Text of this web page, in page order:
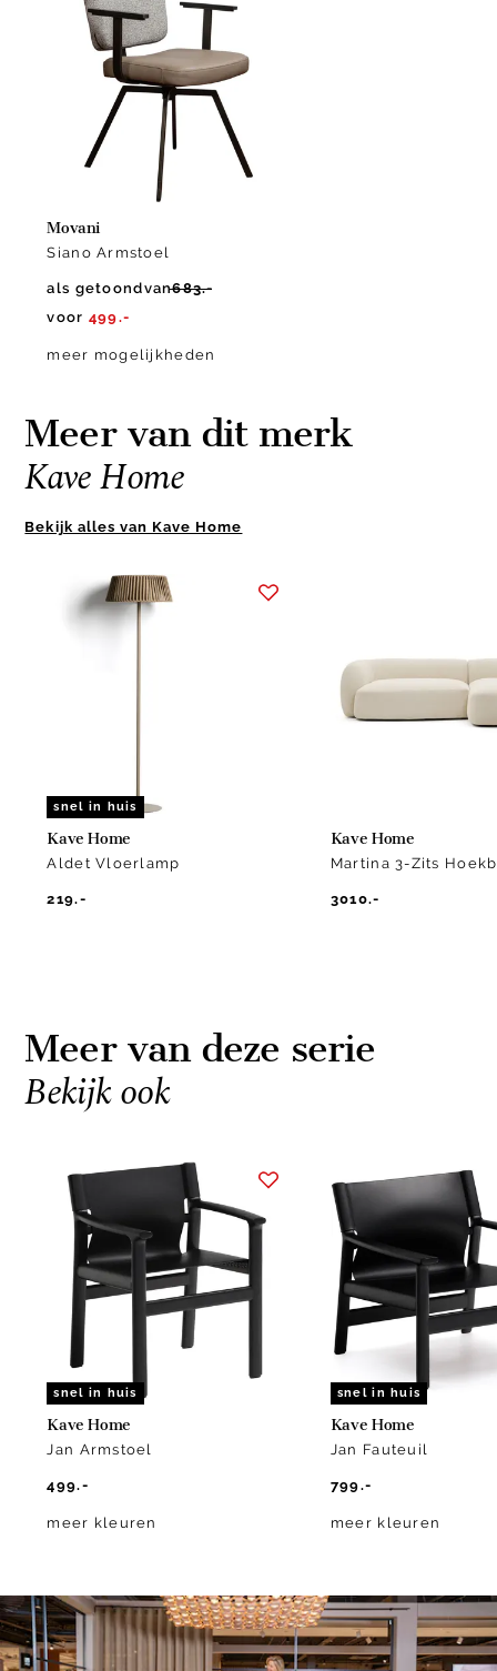
Movani
Siano Armstoel
als getoondvan683.-
voor 499.-
meer mogelijkheden
Meer van dit merk
Kave Home
Bekijk alles van Kave Home
snel in huis
Kave Home
Aldet Vloerlamp
219.-
Kave Home
Martina 3-Zits
3010.-
Meer van deze serie
Bekijk ook
snel in huis
Kave Home
Jan Armstoel
499.-
meer kleuren
snel in huis
Kave Home
Jan Fauteuil
799.-
meer kleuren